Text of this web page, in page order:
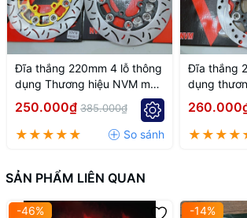
Đĩa thắng 220mm 4 lỗ thông
dụng Thương hiệu NVM mẫu
k7
250.000₫ 385.000₫
Đĩa thắng
dụng
k6
SẢN PHẨM LIÊN QUAN
-46% -14%